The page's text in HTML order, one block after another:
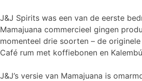
J&J Spirits was een van de eerste
Mamajuana commercieel gingen
momenteel drie soorten – de originele
Café rum met koffiebonen en
J&J’s versie van Mamajuana is